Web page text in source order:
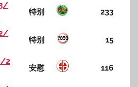
特别 233
特别 15
2
安慰 116